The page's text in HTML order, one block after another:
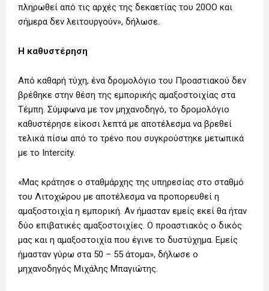
πληρωθεί από τις αρχές της δεκαετίας του 20ΟΟ και
σήμερα δεν λειτουργούν», δήλωσε.
Η καθυστέρηση
Από καθαρή τύχη, ένα δρομολόγιο του Προαστιακού δεν
βρέθηκε στην θέση της εμπορικής αμαξοστοιχίας στα
Τέμπη. Σύμφωνα με τον μηχανοδηγό, το δρομολόγιο
καθυστέρησε είκοσι λεπτά με αποτέλεσμα να βρεθεί
τελικά πίσω από το τρένο που συγκρούστηκε μετωπικά
με το Intercity.
«Μας κράτησε ο σταθμάρχης της υπηρεσίας στο σταθμό
του Λιτοχώρου με αποτέλεσμα να προπορευθεί η
αμαξοστοιχία η εμπορική. Αν ήμασταν εμείς εκεί θα ήταν
δύο επιβατικές αμαξοστοιχίες. Ο προαστιακός ο δικός
μας και η αμαξοστοιχία που έγινε το δυστύχημα. Εμείς
ήμασταν γύρω στα 50 – 55 άτομα», δήλωσε ο
μηχανοδηγός Μιχάλης Μπαγιώτης.